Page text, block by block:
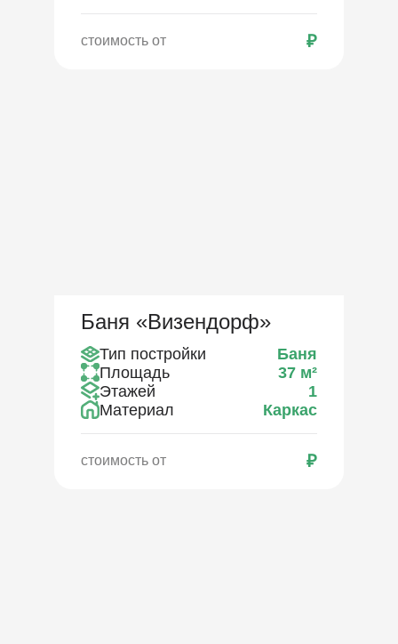
стоимость от ₽
Баня «Визендорф»
Тип постройки
Баня
Площадь
37 м²
Этажей
1
Материал
Каркас
стоимость от ₽